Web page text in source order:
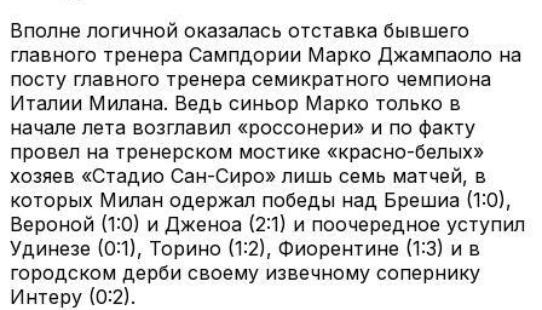
Вполне логичной оказалась отставка бывшего
главного тренера Сампдории Марко Джампаоло на
посту главного тренера семикратного чемпиона
Италии Милана. Ведь синьор Марко только в
начале лета возглавил «россонери» и по факту
провел на тренерском мостике «красно-белых»
хозяев «Стадио Сан-Сиро» лишь семь матчей, в
которых Милан одержал победы над Брешиа (1:0),
Вероной (1:0) и Дженоа (2:1) и поочередное уступил
Удинезе (0:1), Торино (1:2), Фиорентине (1:3) и в
городском дерби своему извечному сопернику
Интеру (0:2).